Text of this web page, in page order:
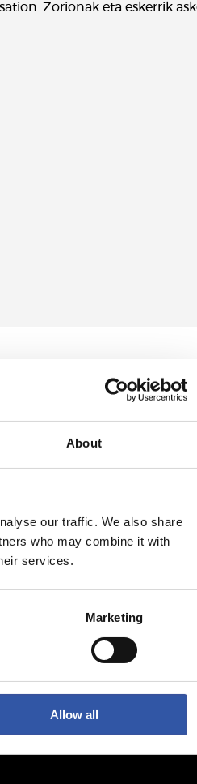
About
our traffic. We also share
who may combine it with
services.
Marketing
Allow all
Zorionak eta eskerrik